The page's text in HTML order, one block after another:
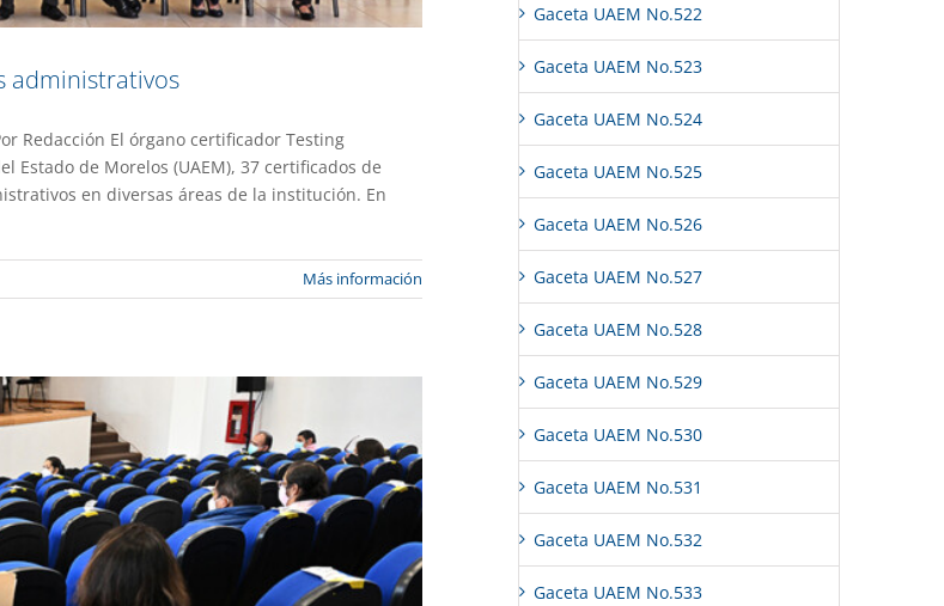
administrativos
Redacción El órgano certificador Testing
Estado de Morelos (UAEM), 37 certificados de
en diversas áreas de la institución. En
Más información
declaración patrimonial
Gaceta UAEM No.522
Gaceta UAEM No.523
Gaceta UAEM No.524
Gaceta UAEM No.525
Gaceta UAEM No.526
Gaceta UAEM No.527
Gaceta UAEM No.528
Gaceta UAEM No.529
Gaceta UAEM No.530
Gaceta UAEM No.531
Gaceta UAEM No.532
Gaceta UAEM No.533